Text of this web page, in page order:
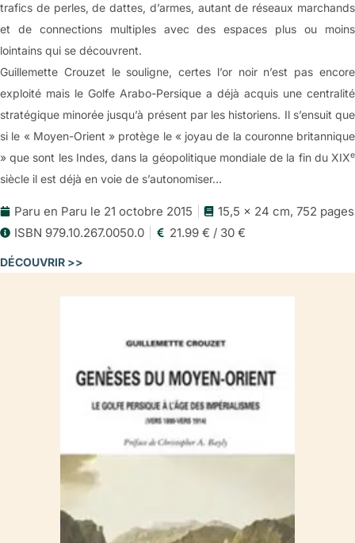
trafics de perles, de dattes, d’armes, autant de réseaux marchands
et de connections multiples avec des espaces plus ou moins
lointains qui se découvrent.
Guillemette Crouzet le souligne, certes l’or noir n’est pas encore
exploité mais le Golfe Arabo-Persique a déjà acquis une centralité
stratégique minorée jusqu’à présent par les historiens. Il s’ensuit que
si le « Moyen-Orient » protège le « joyau de la couronne britannique
» que sont les Indes, dans la géopolitique mondiale de la fin du XIXe
siècle il est déjà en voie de s’autonomiser…
Paru en Paru le 21 octobre 2015
15,5 x 24 cm, 752 pages
ISBN 979.10.267.0050.0
21.99 € / 30 €
DÉCOUVRIR >>